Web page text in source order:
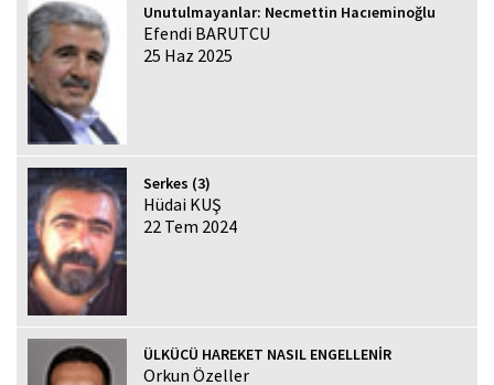
Unutulmayanlar: Necmettin Hacıeminoğlu
Efendi BARUTCU
25 Haz 2025
Serkes (3)
Hüdai KUŞ
22 Tem 2024
ÜLKÜCÜ HAREKET NASIL ENGELLENİR
Orkun Özeller